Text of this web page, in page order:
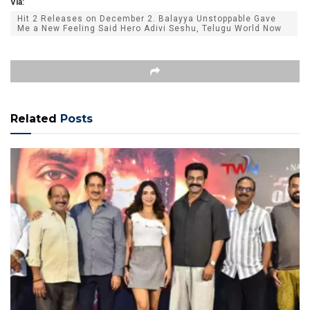
Via:
Hit 2 Releases on December 2. Balayya Unstoppable Gave
Me a New Feeling Said Hero Adivi Seshu, Telugu World Now
Related Posts